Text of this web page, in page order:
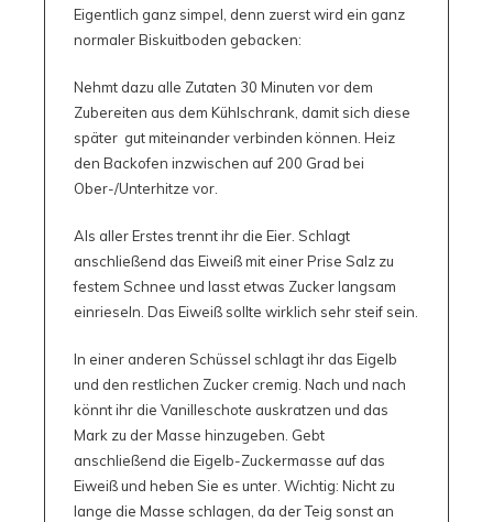
Eigentlich ganz simpel, denn zuerst wird ein ganz
normaler Biskuitboden gebacken:
Nehmt dazu alle Zutaten 30 Minuten vor dem
Zubereiten aus dem Kühlschrank, damit sich diese
später gut miteinander verbinden können. Heiz
den Backofen inzwischen auf 200 Grad bei
Ober-/Unterhitze vor.
Als aller Erstes trennt ihr die Eier. Schlagt
anschließend das Eiweiß mit einer Prise Salz zu
festem Schnee und lasst etwas Zucker langsam
einrieseln. Das Eiweiß sollte wirklich sehr steif sein.
In einer anderen Schüssel schlagt ihr das Eigelb
und den restlichen Zucker cremig. Nach und nach
könnt ihr die Vanilleschote auskratzen und das
Mark zu der Masse hinzugeben. Gebt
anschließend die Eigelb-Zuckermasse auf das
Eiweiß und heben Sie es unter. Wichtig: Nicht zu
lange die Masse schlagen, da der Teig sonst an